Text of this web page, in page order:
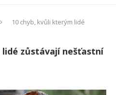
10 chyb, kvůli kterým lidé
zůstávají nešťastní